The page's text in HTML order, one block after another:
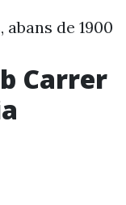
de 1900
Carrer